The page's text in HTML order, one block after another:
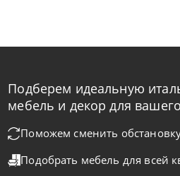
Samoa
На заказ 45-90 дн
Подберем идеальную
мебель и декор для
Поможем сменить
Подобрать мебель для всей